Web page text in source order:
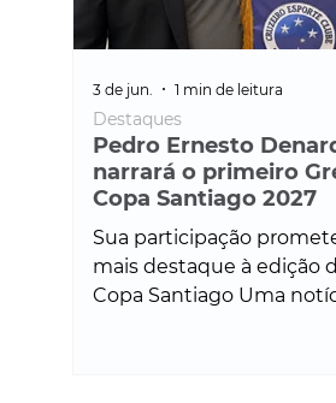
Pedro Ernesto
narrará o primeiro
Copa Santiago 2027
Sua participação
mais destaque à edição
Copa Santiago Uma
Destaques
3 de jun. 1 min de leitura